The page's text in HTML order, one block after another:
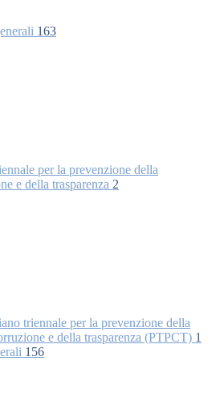
163
per la prevenzione della
e della trasparenza 2
triennale per la prevenzione della
e della trasparenza (PTPCT) 1
156